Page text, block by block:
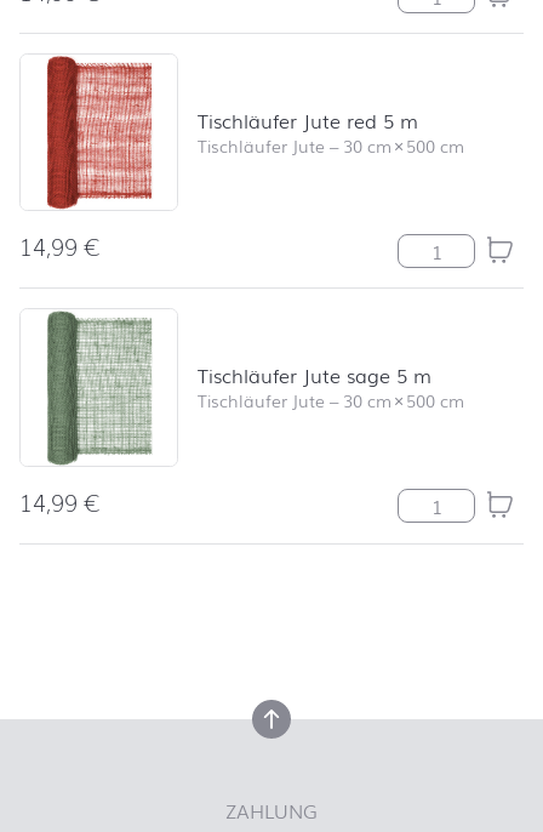
Tischläufer Jute red 5 m
Tischläufer Jute –30 cm×500 cm
14,99€ Tischläufer
Tischläufer Jute sage 5 m
Tischläufer Jute –30 cm×500 cm
14,99€ Tischläufer
nach oben
ZAHLUNG